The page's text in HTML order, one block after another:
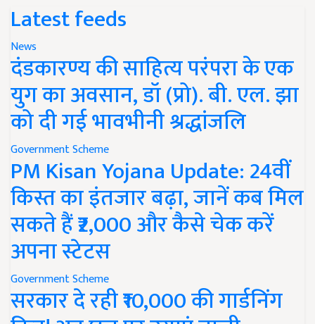
Latest feeds
News
दंडकारण्य की साहित्य परंपरा के एक
युग का अवसान, डॉ (प्रो). बी. एल. झा
को दी गई भावभीनी श्रद्धांजलि
Government Scheme
PM Kisan Yojana Update: 24वीं
किस्त का इंतजार बढ़ा, जानें कब मिल
सकते हैं ₹2,000 और कैसे चेक करें
अपना स्टेटस
Government Scheme
सरकार दे रही ₹10,000 की गार्डनिंग